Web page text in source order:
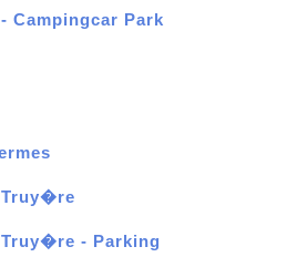
Campingcar Park
Truy�re
- Parking